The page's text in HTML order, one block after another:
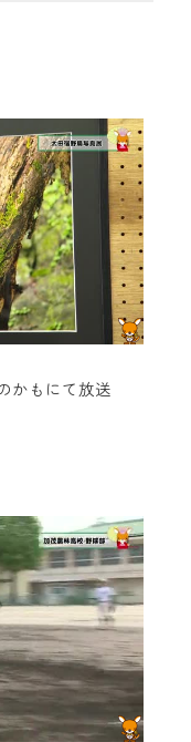
かもにて放送
様へのサー
ただくには、
CCNetマイ
となりま
しくお願い
、MyIDが必
含むCCNetの
のIDです。
メールアドレ
の新規登
は引き続き